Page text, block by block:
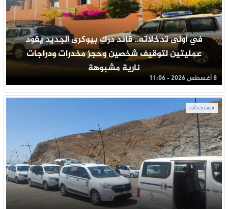
في أولى تدخلاته.. قائد درك بيوكرى الجديد يقود
عمليتين لتوقيف شخصين وحجز مخدرات ودراجات
نارية مشبوهة
8 أغسطس 2026 - 11:06
مستجدات